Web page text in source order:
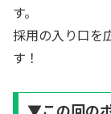
す。
採用の入り口を
す！